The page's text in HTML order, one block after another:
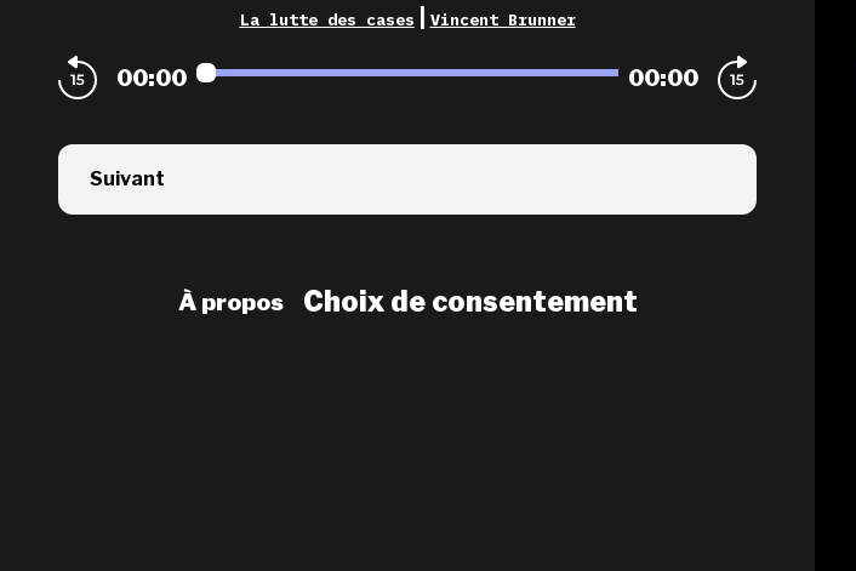
La lutte des cases Vincent Brunner
00:00 00:00
Suivant
À propos Choix de consentement